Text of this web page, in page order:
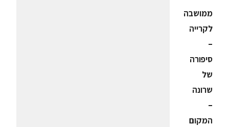
ממושבה
לקרייה
–
סיפורה
של
שרונה
–
המקום